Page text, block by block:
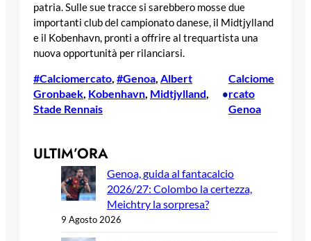
patria. Sulle sue tracce si sarebbero mosse due
importanti club del campionato danese, il Midtjylland
e il Kobenhavn, pronti a offrire al trequartista una
nuova opportunità per rilanciarsi.
#Calciomercato, #Genoa, Albert
Gronbaek, Kobenhavn, Midtjylland
Stade Rennais
•
Calciome
rcato
Genoa
ULTIM’ORA
Genoa, guida al fantacalcio
2026/27: Colombo la certezza,
Meichtry la sorpresa?
9 Agosto 2026